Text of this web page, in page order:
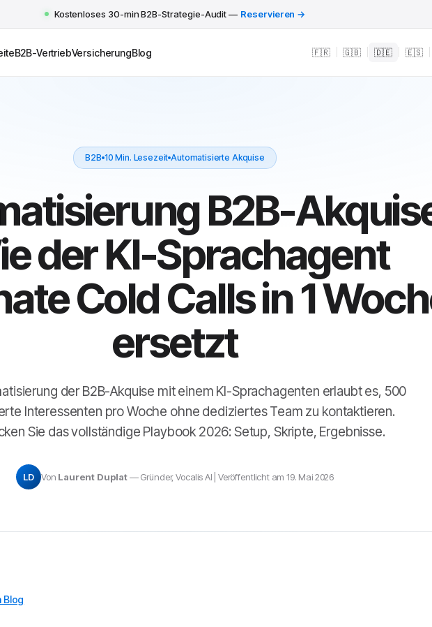
Kostenloses 30-min B2B-Strategie-Audit — Reservieren →
B2B-VertriebVersicherungBlog 🇫🇷 🇬🇧 🇩🇪 🇪🇸
B2B 10 Min. Lesezeit Automatisierte Akquise
B2B-
der KI-Sprachagent
Cold Calls in 1
ersetzt
der B2B-Akquise mit einem KI-Sprachagenten erlaubt es, 500
Interessenten pro Woche ohne dediziertes Team zu kontaktieren.
Sie das vollständige Playbook 2026: Setup, Skripte, Ergebnisse.
LD Von Laurent Duplat— Gründer, Vocalis AI | Veröffentlicht am 19. Mai 2026
Blog